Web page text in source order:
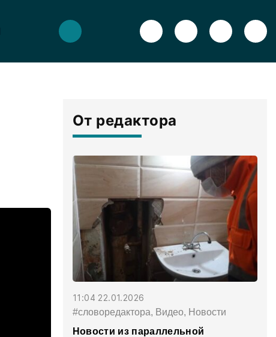
От редактора
11:04 22.01.2026
#словоредактора, Видео, Новости
Новости из параллельной